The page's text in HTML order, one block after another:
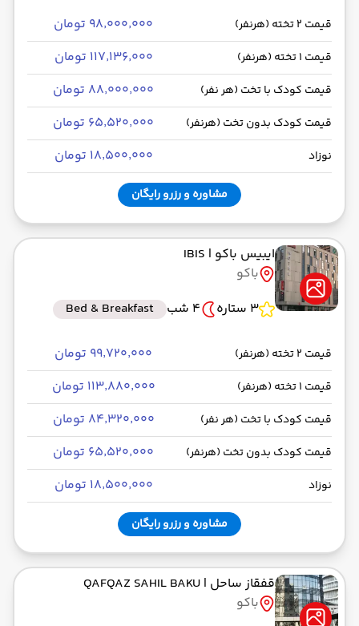
قیمت 2 تخته (هرنفر) ۹۸٬۰۰۰٬۰۰۰ تومان
قیمت 1 تخته (هرنفر) ۱۱۷٬۱۳۶٬۰۰۰ تومان
قیمت کودک با تخت (هر نفر) ۸۸٬۰۰۰٬۰۰۰ تومان
قیمت کودک بدون تخت (هرنفر) ۶۵٬۵۲۰٬۰۰۰ تومان
نوزاد ۱۸٬۵۰۰٬۰۰۰ تومان
مشاوره و رزرو رایگان
ایبیس باکو | IBIS
باکو
3 ستاره
4 شب Bed & Breakfast
قیمت 2 تخته (هرنفر) ۹۹٬۷۲۰٬۰۰۰ تومان
قیمت 1 تخته (هرنفر) ۱۱۳٬۸۸۰٬۰۰۰ تومان
قیمت کودک با تخت (هر نفر) ۸۴٬۳۲۰٬۰۰۰ تومان
قیمت کودک بدون تخت (هرنفر) ۶۵٬۵۲۰٬۰۰۰ تومان
نوزاد ۱۸٬۵۰۰٬۰۰۰ تومان
مشاوره و رزرو رایگان
قفقاز ساحل | QAFQAZ SAHIL BAKU
باکو